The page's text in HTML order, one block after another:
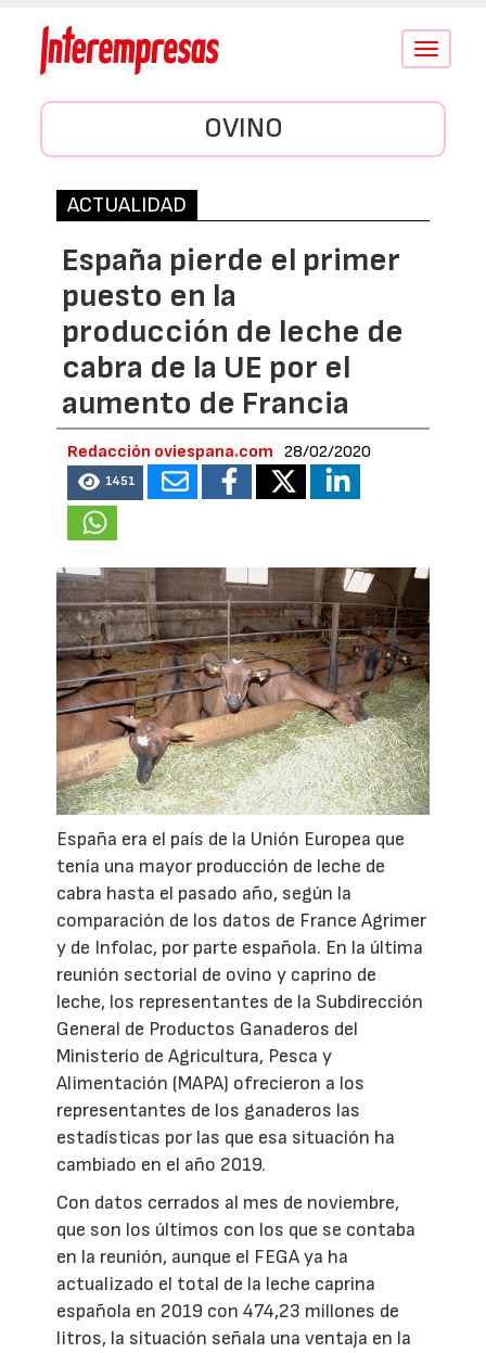
Conmutar
OVINO
ACTUALIDAD
España pierde el primer
puesto en la
producción de leche de
cabra de la UE por el
aumento de Francia
Redacción oviespana.com 28/02/2020
1451
España era el país de la Unión Europea que
tenía una mayor producción de leche de
cabra hasta el pasado año, según la
comparación de los datos de France Agrimer
y de Infolac, por parte española. En la última
reunión sectorial de ovino y caprino de
leche, los representantes de la Subdirección
General de Productos Ganaderos del
Ministerio de Agricultura, Pesca y
Alimentación (MAPA) ofrecieron a los
representantes de los ganaderos las
estadísticas por las que esa situación ha
cambiado en el año 2019.
Con datos cerrados al mes de noviembre,
que son los últimos con los que se contaba
en la reunión, aunque el FEGA ya ha
actualizado el total de la leche caprina
española en 2019 con 474,23 millones de
litros, la situación señala una ventaja en la